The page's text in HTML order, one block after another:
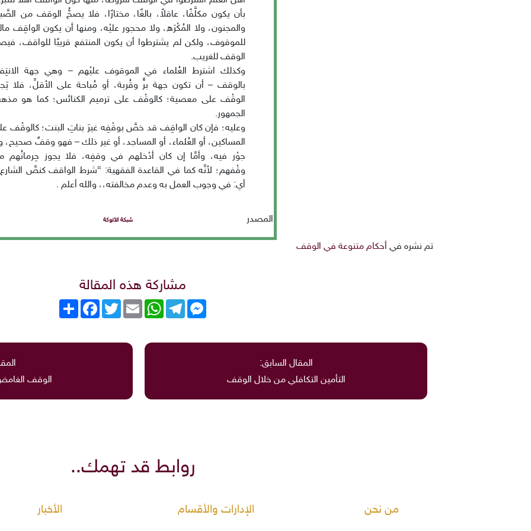
بأن يكون مكلَّفًا، عاقلاً، بالغًا، مختارًا، فلا يصحُّ الوقف من
والمجنون، ولا المُكْرَه، ولا محجور عليْه، ومنها أن يكون الواقِف
للموقوف، ولكن لم يشترطوا أن يكون المنتفع قريبًا للواقف،
الوقف للغريب.
وكذلك اشترط العُلماء في الموقوف عليْهم – وهي جهة
بالوقف – أن تكون جهة برٍّ وقُربة، أو مُباحة على الأقلِّ، فلا
الوقْف على معصية؛ كالوقْف على ترميم الكنائس؛ كما هو
الجمهور.
وعليه؛ فإن كان الواقِف قد خصَّ بوقْفِه غيرَ بناتِ البنت؛ كالوقْف
المساكين، أو العُلماء، أو المساجد، أو غير ذلك – فهو وقفٌ صحيح،
جوْر فيه، وأمَّا إن كان أدْخلهم في وقفِه، فلا يجوز حِرمانُهم
وقْفهم؛ لأنَّه كما في القاعدة الفقهية: “شرط الواقف كنصِّ
أي: في وجوب العمل به وعدم مخالفته،، والله أعلم .
المصدر شبكة الألوكة
تم نشره في أحكام متنوعة في الوقف
مشاركة هذه المقالة
انشر
FacebookTwitterEmail
WhatsAppTelegram
Messenger
المقال السابق:
التأمين التكافلي من خلال الوقف
الوقف
روابط قد تهمك..
من نحن الإدارات والأقسام الأخبار